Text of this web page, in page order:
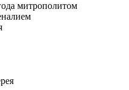
митрополитом